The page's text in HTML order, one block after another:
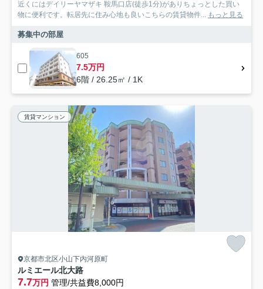
近くにはデイリーヤマザキ 鞍馬口店(徒歩1分)がありちょっとした買い
物に便利です。転居先に住み心地も良いこちらの賃貸物件... もっと見る
募集中の部屋
605
7.5万円
6階 / 26.25㎡ / 1K
賃貸マンション
京都市北区小山下内河原町
ルミエール北大路
7.7万円 管理/共益費8,000円